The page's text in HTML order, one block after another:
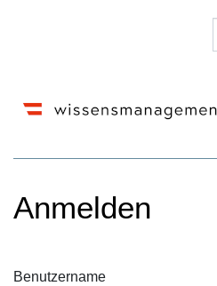
Anmelden
Wechseln zu:Navigation
Benutzername